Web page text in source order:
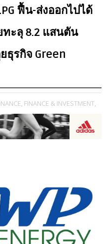
ฟื้น-ส่งออกไปได้
ะลุ 8.2 แสนตัน
ธุรกิจ Green
FINANCE & INVESTMENT,